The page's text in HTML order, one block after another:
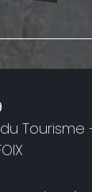
Tourisme